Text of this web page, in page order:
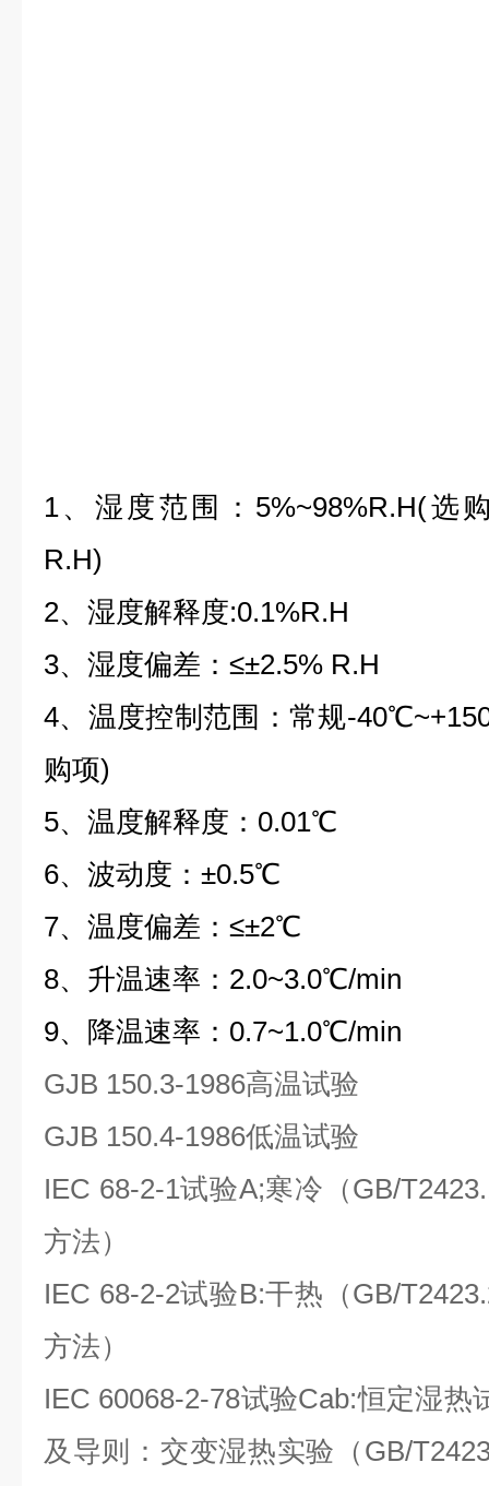
1、湿度范围： 5%~98%R.H(选
R.H)
2、湿度解释度:0.1%R.H
3、湿度偏差： ≤±2.5% R.H
4、温度控制范围：常规-40℃
购项)
5、温度解释度： 0.01℃
6、波动度： ±0.5℃
7、温度偏差： ≤±2℃
8、升温速率： 2.0~3.0℃/min
9、降温速率： 0.7~1.0℃/min
GJB 150.3-1986高温试验
GJB 150.4-1986低温试验
IEC 68-2-1试验A;寒冷（GB/
方法）
IEC 68-2-2试验B:干热（GB/
方法）
IEC 60068-2-78试验Cab:恒定湿热
及导则：交变湿热实验（ GB/